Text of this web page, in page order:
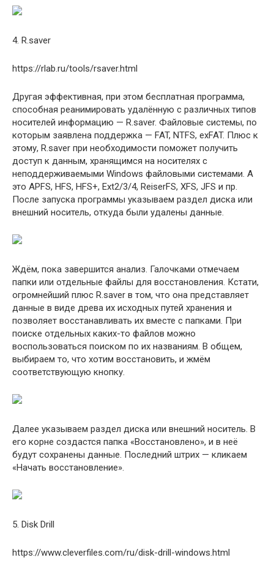
4. R.saver
https://rlab.ru/tools/rsaver.html
Другая эффективная, при этом бесплатная программа,
способная реанимировать удалённую с различных типов
носителей информацию — R.saver. Файловые системы, по
которым заявлена поддержка — FAT, NTFS, exFAT. Плюс к
этому, R.saver при необходимости поможет получить
доступ к данным, хранящимся на носителях с
неподдерживаемыми Windows файловыми системами. А
это APFS, HFS, HFS+, Ext2/3/4, ReiserFS, XFS, JFS и пр.
После запуска программы указываем раздел диска или
внешний носитель, откуда были удалены данные.
Ждём, пока завершится анализ. Галочками отмечаем
папки или отдельные файлы для восстановления. Кстати,
огромнейший плюс R.saver в том, что она представляет
данные в виде древа их исходных путей хранения и
позволяет восстанавливать их вместе с папками. При
поиске отдельных каких-то файлов можно
воспользоваться поиском по их названиям. В общем,
выбираем то, что хотим восстановить, и жмём
соответствующую кнопку.
Далее указываем раздел диска или внешний носитель. В
его корне создастся папка «Восстановлено», и в неё
будут сохранены данные. Последний штрих — кликаем
«Начать восстановление».
5. Disk Drill
https://www.cleverfiles.com/ru/disk-drill-windows.html